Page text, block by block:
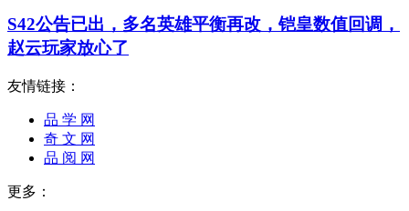
S42公告已出，多名英雄平衡再改，铠皇数值回调，
赵云玩家放心了
友情链接：
品 学 网
奇 文 网
品 阅 网
更多：